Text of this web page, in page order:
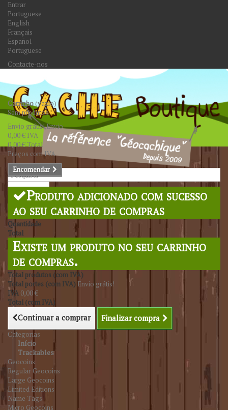
Entrar
Portuguese
English
Français
Español
Portuguese
Contacte-nos
Pesquisar
Carrinho(vazio)
Sem produtos
Envio grátis!Envio
0,00 € IVA
0,00 €Total
Preços com IVA
Encomendar
Produto adicionado com sucesso
ao seu carrinho de compras
Quantidade
Total
Existe um produto no seu carrinho
de compras.
Total produtos (com IVA)
Total portes (com IVA) Envio grátis!
IVA 0,00 €
Total (com IVA)
Continuar a comprar Finalizar compra
Categorias
Início
Trackables
Geocoins
Regular Geocoins
Large Geocoins
Limited Editions
Name Tags
Micro Geocoins